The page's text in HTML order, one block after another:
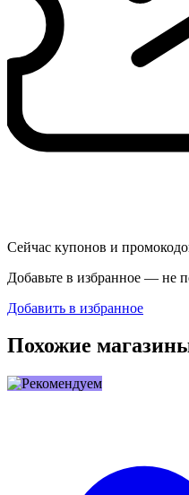
Сейчас купонов и
Добавьте в избранное — не
Добавить в избранное
Похожие